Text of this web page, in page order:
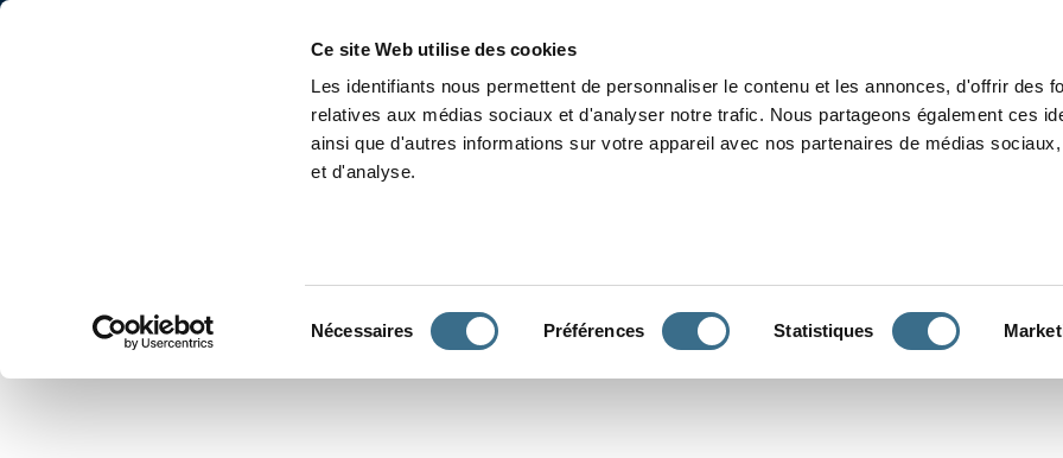
Ce site Web utilise des cookies
Les identifiants nous permettent de personnaliser le contenu et les annonces, d'offrir des
relatives aux médias sociaux et d'analyser notre trafic. Nous partageons également ces
ainsi que d'autres informations sur votre appareil avec nos partenaires de médias
et d'analyse.
Nécessaires Préférences Statistiques